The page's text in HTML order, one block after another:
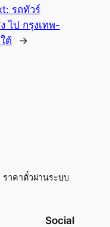
รถทัวร์
ไป กรุงเทพ-
ต้
→
ราคาตั๋วผ่านระบบ
Social